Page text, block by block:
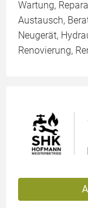
Wartung,
Austausch,
Neugerät,
Renovierung,